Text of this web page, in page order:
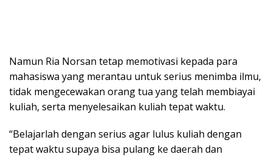
Namun Ria Norsan tetap memotivasi kepada para
mahasiswa yang merantau untuk serius menimba ilmu,
tidak mengecewakan orang tua yang telah membiayai
kuliah, serta menyelesaikan kuliah tepat waktu.
“Belajarlah dengan serius agar lulus kuliah dengan
tepat waktu supaya bisa pulang ke daerah dan